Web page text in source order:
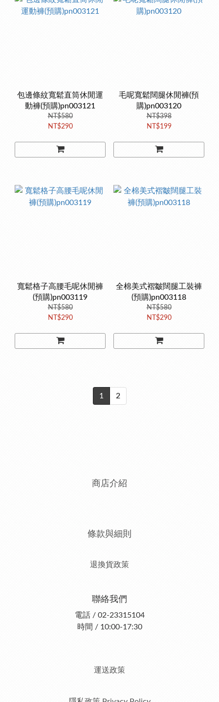
包邊條紋寬鬆直筒休閒運
動褲(預購)pn003121
NT$580
NT$290
毛呢寬鬆闊腿休閒褲(預
購)pn003120
NT$398
NT$199
寬鬆格子高腰毛呢休閒褲
(預購)pn003119
NT$580
NT$290
全棉美式褶皺闊腿工裝褲
(預購)pn003118
NT$580
NT$290
1 2
商店介紹
條款與細則
退換貨政策
聯絡我們
電話 / 02-23315104
時間 / 10:00-17:30
運送政策